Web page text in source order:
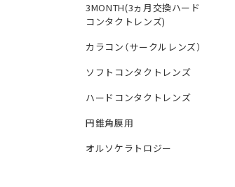
3MONTH(3ヵ月交換ハード
コンタクトレンズ)
カラコン（サークルレンズ）
ソフトコンタクトレンズ
ハードコンタクトレンズ
円錐角膜用
オルソケラトロジー